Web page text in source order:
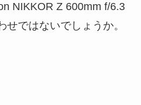
NIKKOR Z 600mm f/6.3
ではないでしょうか。